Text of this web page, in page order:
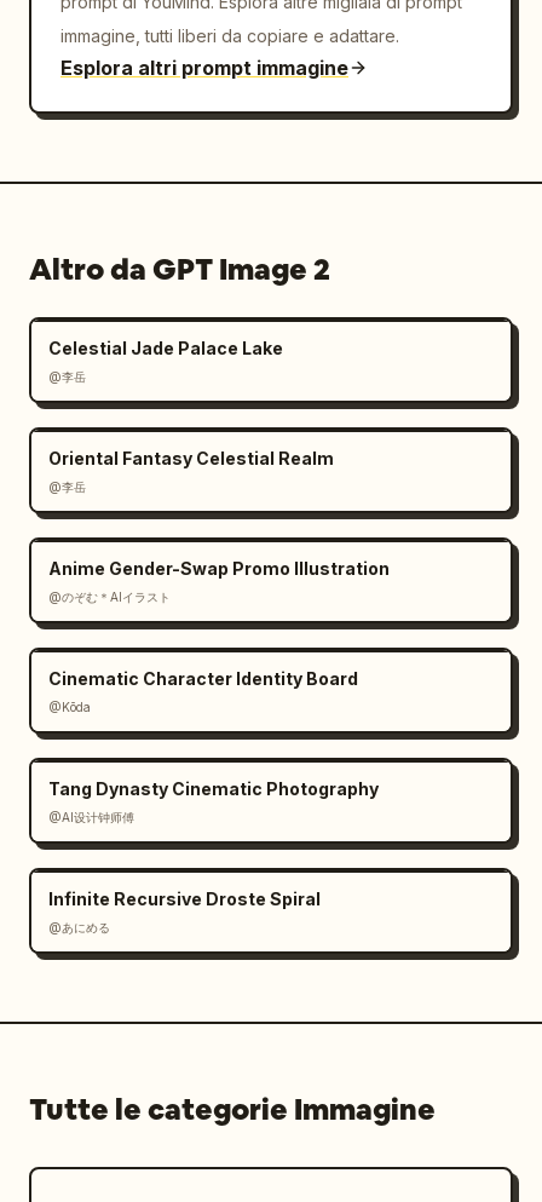
immagine, tutti liberi da copiare e adattare.
Esplora altri prompt immagine
Altro da GPT Image 2
Celestial Jade Palace Lake
@李岳
Oriental Fantasy Celestial Realm
@李岳
Anime Gender-Swap Promo Illustration
@のぞむ＊AIイラスト
Cinematic Character Identity Board
@Kōda
Tang Dynasty Cinematic Photography
@AI设计钟师傅
Infinite Recursive Droste Spiral
@あにめる
Tutte le categorie Immagine